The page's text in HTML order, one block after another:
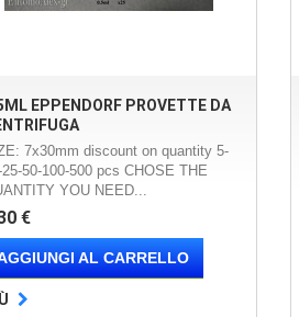
EPPENDORF PROVETTE DA
7x30mm discount on quantity 5-
25-50-100-500 pcs CHOSE THE
YOU NEED...
€
AL CARRELLO